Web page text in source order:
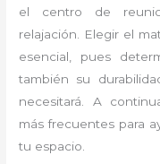
el centro de
relajación. Elegir el
esencial, pues
también su
necesitará. A
más frecuentes para
tu espacio.